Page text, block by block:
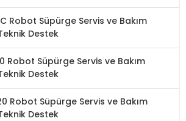
Robot Süpürge Servis ve Bakım
Destek
Robot Süpürge Servis ve Bakım
Destek
Robot Süpürge Servis ve Bakım
Destek